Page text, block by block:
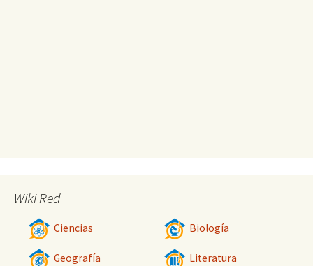
Wiki Red
Ciencias Biología
Geografía Literatura